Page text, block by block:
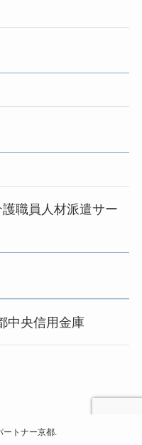
職員人材派遣サー
中央信用金庫
トナー京都.